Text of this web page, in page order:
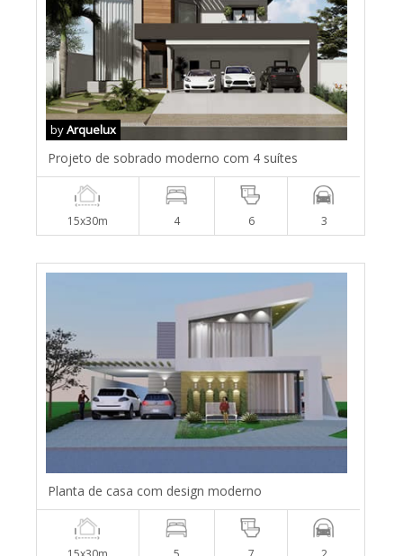
byArquelux
Projeto de sobrado moderno com 4 suítes
15x30m 4 6 3
Planta de casa com design moderno